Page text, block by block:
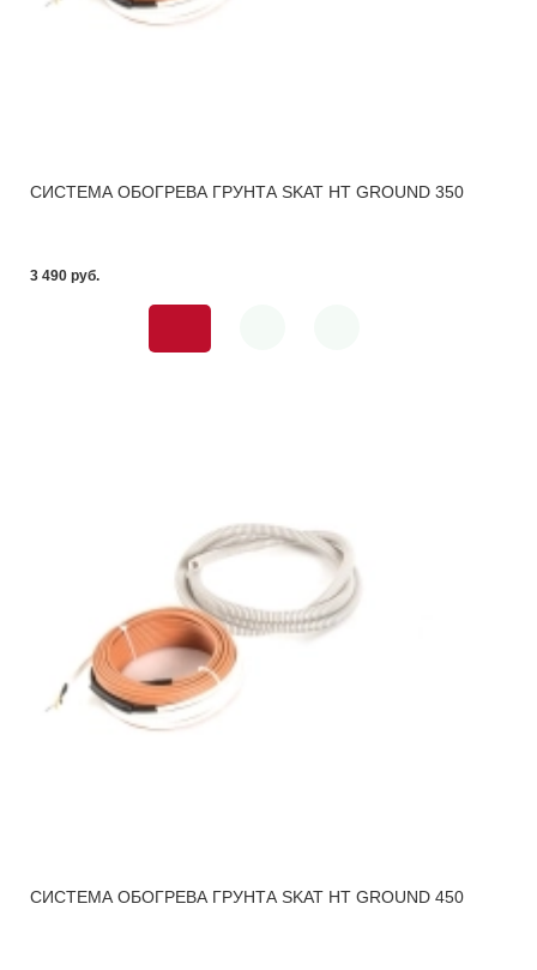
СИСТЕМА ОБОГРЕВА ГРУНТА SKAT HT GROUND 350
3 490 pуб.
СИСТЕМА ОБОГРЕВА ГРУНТА SKAT HT GROUND 450